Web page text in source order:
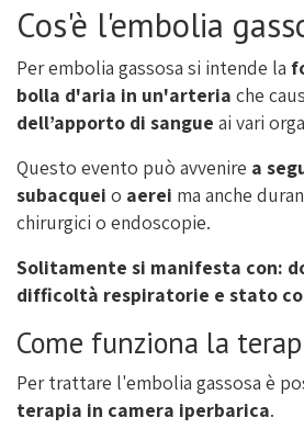
Cos'è l'embolia
Per embolia gassosa si intende la
bolla d'aria in un'arteria che
dell’apporto di sangue ai vari
Questo evento può avvenire a
subacquei o aerei ma anche
chirurgici o endoscopie.
Solitamente si manifesta con:
difficoltà respiratorie e stato
Come funziona la
Per trattare l'embolia gassosa è
terapia in camera iperbarica.